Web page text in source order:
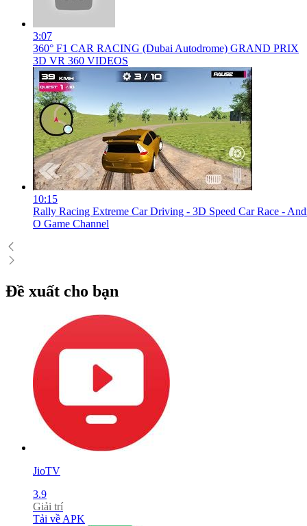
3:07
360° F1 CAR RACING (Dubai Autodrome) GRAND PRIX
3D VR 360 VIDEOS
10:15
Rally Racing Extreme Car Driving - 3D Speed Car Race -
O Game Channel
Đề xuất cho bạn
JioTV
3.9
Giải trí
Tải về APK